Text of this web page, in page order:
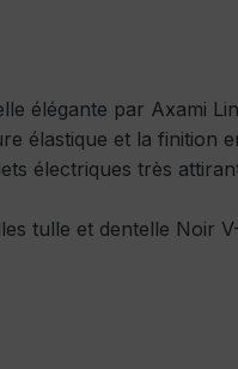
élégante par Axami
élastique et la finition
électriques très
tulle et dentelle Noir